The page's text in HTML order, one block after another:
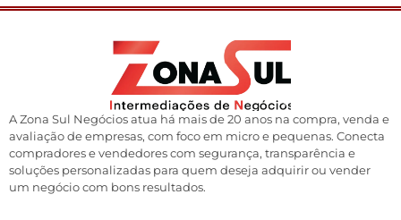
A Zona Sul Negócios atua há mais de 20 anos na compra, venda e
avaliação de empresas, com foco em micro e pequenas. Conecta
compradores e vendedores com segurança, transparência e
soluções personalizadas para quem deseja adquirir ou vender
um negócio com bons resultados.